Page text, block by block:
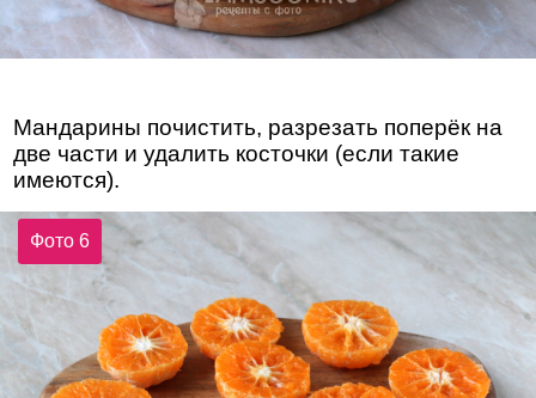
Мандарины почистить, разрезать поперёк на
две части и удалить косточки (если такие
имеются).
Фото 6